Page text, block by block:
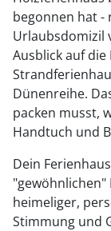
begonnen hat -
Urlaubsdomizil
Ausblick auf
Dünenreihe.
packen musst,
Handtuch und
Dein
"gewöhnlichen"
heimeliger,
Stimmung und